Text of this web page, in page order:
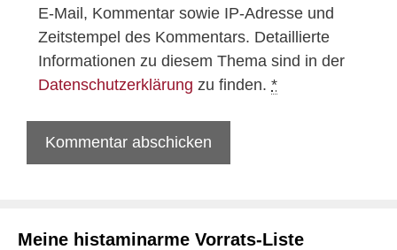
E-Mail, Kommentar sowie IP-Adresse und
Zeitstempel des Kommentars. Detaillierte
Informationen zu diesem Thema sind in der
Datenschutzerklärung zu finden. *
Meine histaminarme Vorrats-Liste